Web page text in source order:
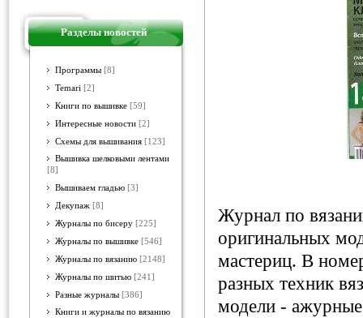
Разделы новостей
Программы [8]
Temari [2]
Книги по вышивке [59]
Интересные новости [2]
Схемы для вышивания [123]
Вышивка шелковыми лентами
[8]
Вышиваем гладью [3]
Декупаж [8]
Журналы по бисеру [225]
Журналы по вышивке [546]
Журналы по вязанию [2148]
Журналы по шитью [241]
Разные журналы [386]
Книги и журналы по вязанию
Журнал по
оригинальных
мастериц. В
разных техник
модели -